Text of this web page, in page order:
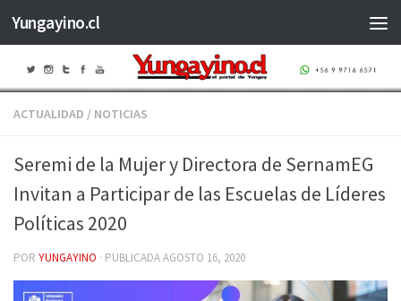
Saltar al contenido
Yungayino.cl
ACTUALIDAD / NOTICIAS
Seremi de la Mujer y Directora de SernamEG
Invitan a Participar de las Escuelas de Líderes
Políticas 2020
POR YUNGAYINO · PUBLICADAAGOSTO 16, 2020